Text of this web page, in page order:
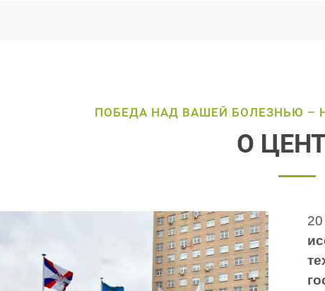
ПОБЕДА НАД ВАШЕЙ БОЛЕЗНЬЮ –
О